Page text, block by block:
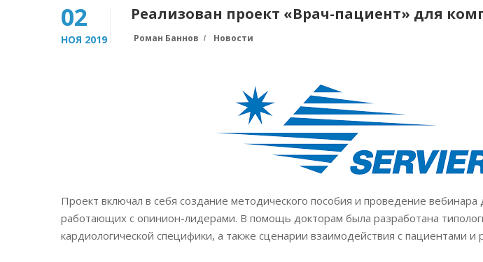
02
НОЯ 2019
Реализован проект «Врач-пациент» для
Роман Баннов Новости
Проект включал в себя создание методического пособия и проведение
работающих с опинион-лидерами. В помощь докторам была разработана
кардиологической специфики, а также сценарии взаимодействия с пациентами и